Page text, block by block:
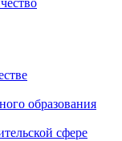
образования
сфере